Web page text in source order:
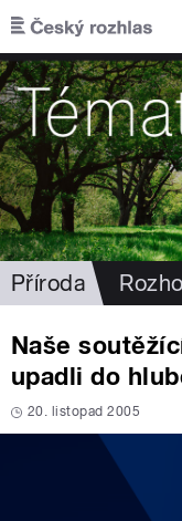
Přejít k hlavnímu
Příroda
Naše
upadli do
20. listopad 2005